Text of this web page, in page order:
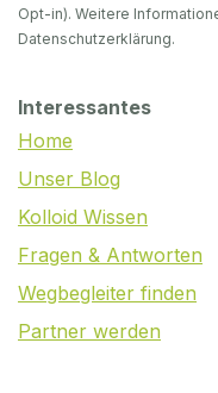
Opt-in). Weitere
Datenschutzerklärung.
Interessantes
Home
Unser Blog
Kolloid Wissen
Fragen & Antworten
Wegbegleiter finden
Partner werden